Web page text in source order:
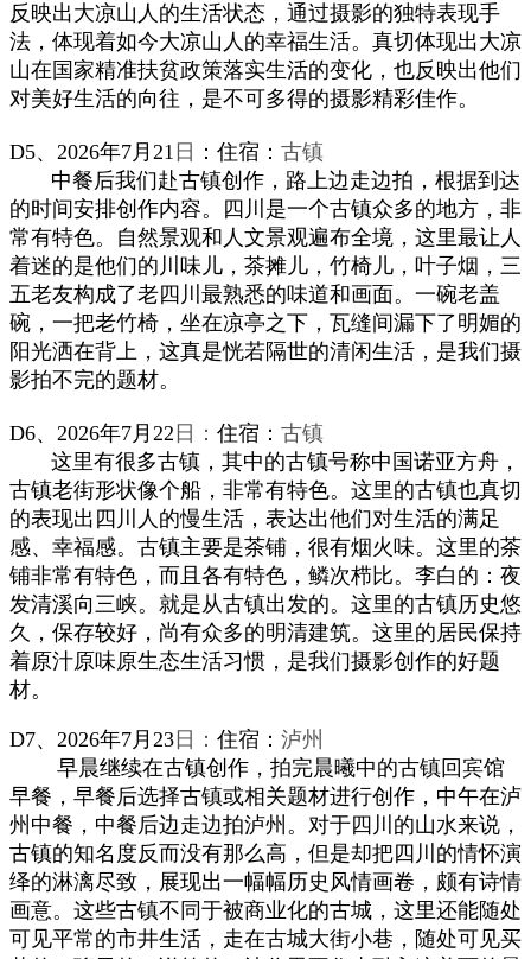
反映出大凉山人的生活状态，通过摄影的独特表现手
法，体现着如今大凉山人的幸福生活。真切体现出大凉
山在国家精准扶贫政策落实生活的变化，也反映出他们
对美好生活的向往，是不可多得的摄影精彩佳作。
D5、 2026年7月21 日 ： 住宿： 古镇
中餐后我们赴古镇创作，路上边走边拍，根据到达
的时间安排创作内容。
四川 是一个古镇众多的地方，非
常有特色。自然景观和人文景观遍布全境，这里最让人
着迷的是他们的川味儿，茶摊儿，竹椅儿，叶子烟，三
五老友构成了老四川最熟悉的味道和画面。一碗老盖
碗，一把老竹椅，坐在凉亭之下，瓦缝间漏下了明媚的
阳光洒在背上，这真是恍若隔世的清闲生活，是我们摄
影拍不完的题材。
D6、 2026年7月22 日： 住宿： 古镇
这里有很多古镇 ， 其中的古镇号称中国诺亚方舟，
古镇老街形状像个船，非常有特色。这里的古镇也真切
的表现出四川人的慢生活，表达出他们对生活的满足
感、幸福感。古镇主要是茶铺，很有烟火味。这里的茶
铺非常有特色，而且各有特色，鳞次栉比。李白的：夜
发清溪向三峡。就是从古镇出发的。这里的古镇历史悠
久，保存较好，尚有众多的明清建筑。这里的居民保持
着原汁原味原生态生活习惯，是我们摄影创作的好题
材。
D7、 2026年7月23 日： 住宿： 泸州
早晨继续在古镇创作 ，拍完晨曦中的古镇回宾馆
早餐 ， 早餐后选择古镇或相关题材进行创作，中午在泸
州中餐，中餐后边走边拍泸州 。 对于四川的山水来说，
古镇的知名度反而没有那么高，但是却把四川的情怀演
绎的淋漓尽致，展现出一幅幅历史风情画卷，颇有诗情
画意。这些古镇不同于被商业化的古城，这里还能随处
可见平常的市井生活，走在古城大街小巷，随处可见买